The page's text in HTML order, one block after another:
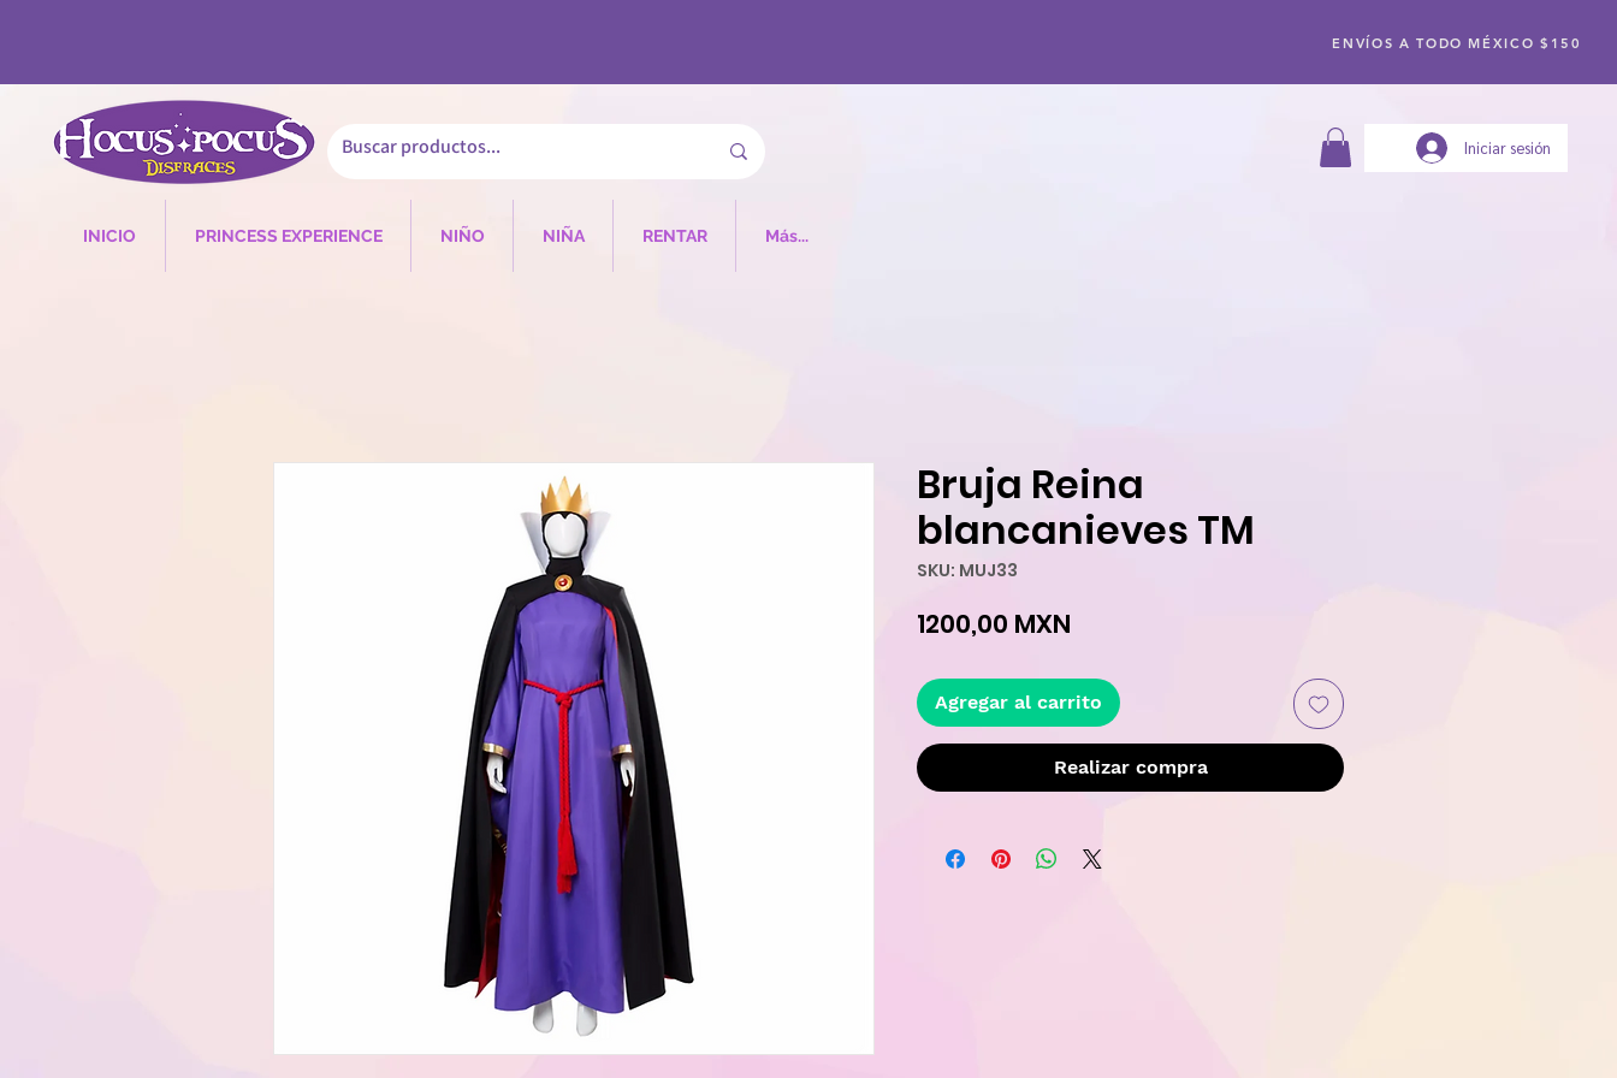
ENVÍOS A TODO MÉXICO $150
Iniciar sesión
INICIO PRINCESS EXPERIENCE NIÑO NIÑA RENTAR Más...
Bruja Reina
blancanieves TM
SKU: MUJ33
1200,00 MXN
Agregar al carrito
Realizar compra